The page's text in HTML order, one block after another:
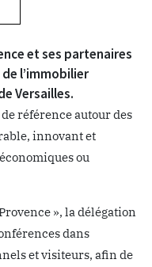
et ses partenaires
l’immobilier
Versailles.
référence autour des
innovant et
ou
», la délégation
dans
et visiteurs, afin de